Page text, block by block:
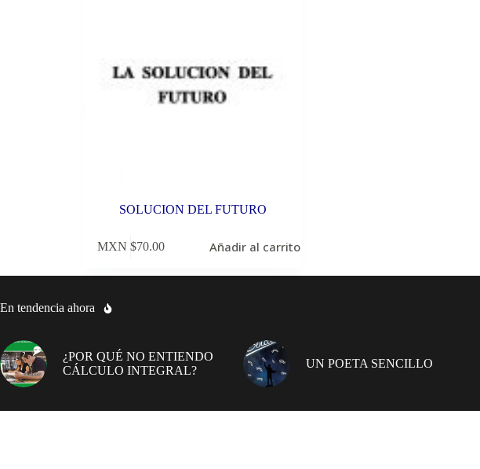
SOLUCION DEL FUTURO
MXN $70.00 Añadir al carrito
En tendencia ahora
¿POR QUÉ NO ENTIENDO
CÁLCULO INTEGRAL?
UN POETA SENCILLO